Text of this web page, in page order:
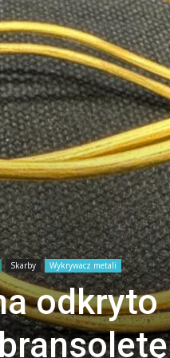
Skarby Wykrywacz metali
odkryto